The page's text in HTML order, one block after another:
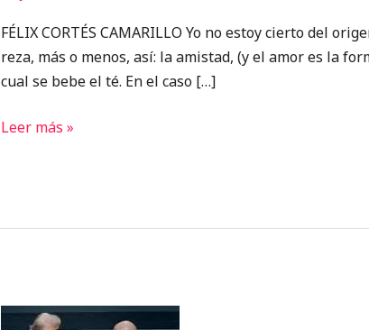
FÉLIX CORTÉS CAMARILLO Yo no estoy cierto del
reza, más o menos, así: la amistad, (y el amor es la
cual se bebe el té. En el caso […]
Leer más »
FIFA,